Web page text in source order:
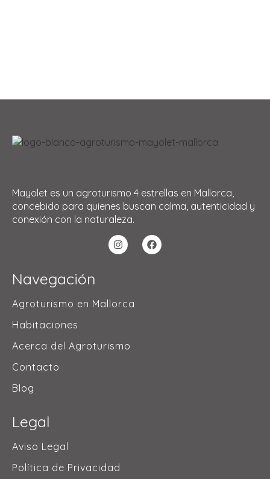
Mayolet es un agroturismo 4 estrellas en Mallorca,
concebido para quienes buscan calma, autenticidad y
conexión con la naturaleza.
Navegación
Agroturismo en Mallorca
Habitaciones
Acerca del Agroturismo
Contacto
Blog
Legal
Aviso Legal
Política de Privacidad